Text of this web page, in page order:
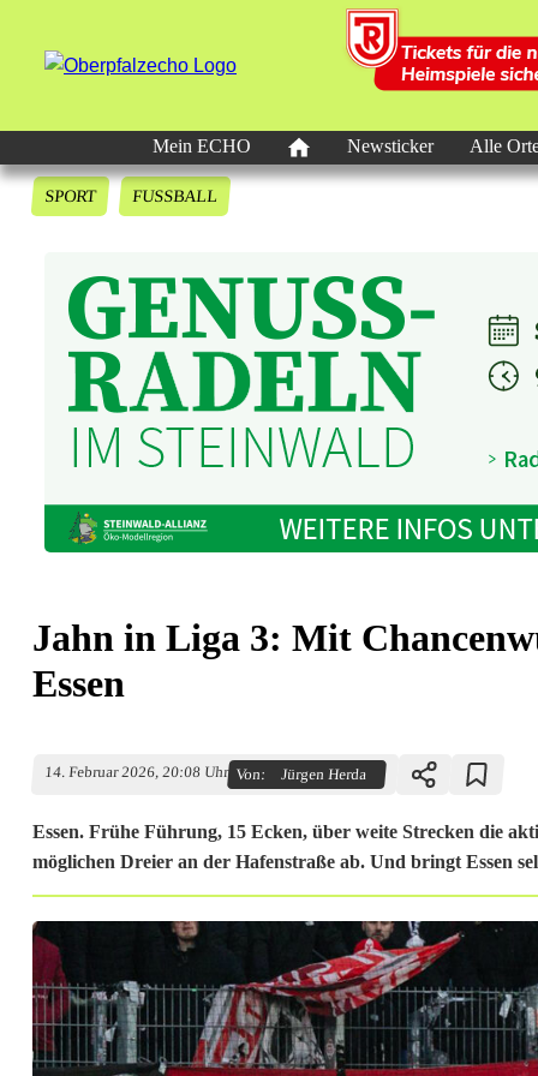
Mein ECHO Newsticker Alle
SPORT FUSSBALL
Jahn in Liga 3: Mit
Essen
14. Februar 2026, 20:08 Uhr Von: Jürgen Herda
Essen. Frühe Führung, 15 Ecken, über weite Strecken die
möglichen Dreier an der Hafenstraße ab. Und bringt Essen
J
a
h